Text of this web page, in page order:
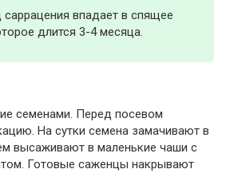
саррацения впадает в спящее
длится 3-4 месяца.
семенами. Перед посевом
На сутки семена замачивают в
высаживают в маленькие чаши с
Готовые саженцы накрывают